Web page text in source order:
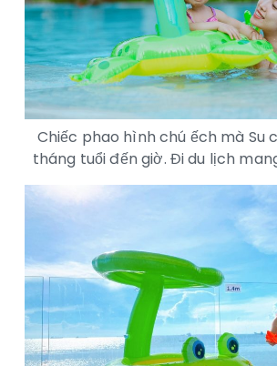
Chiếc phao hình chú ếch mà Su
tháng tuổi đến giờ. Đi du lịch